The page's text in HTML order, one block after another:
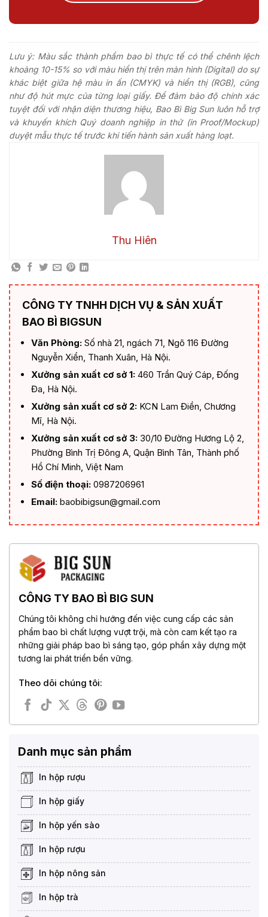
Lưu ý: Màu sắc thành phẩm bao bì thực tế có thể chênh lệch
khoảng 10-15% so với màu hiển thị trên màn hình (Digital) do sự
khác biệt giữa hệ màu in ấn (CMYK) và hiển thị (RGB), cũng
như độ hút mực của từng loại giấy. Để đảm bảo độ chính xác
tuyệt đối với nhận diện thương hiệu, Bao Bì Big Sun luôn hỗ trợ
và khuyến khích Quý doanh nghiệp in thử (in Proof/Mockup)
duyệt mẫu thực tế trước khi tiến hành sản xuất hàng loạt.
Thu Hiên
CÔNG TY TNHH DỊCH VỤ & SẢN XUẤT
BAO BÌ BIGSUN
Văn Phòng:Số nhà 21, ngách 71, Ngõ 116 Đường
Nguyễn Xiển, Thanh Xuân, Hà Nội.
Xưởng sản xuất cơ sở 1:460 Trần Quý Cáp, Đống
Đa, Hà Nội.
Xưởng sản xuất cơ sở 2:KCN Lam Điền, Chương
Mĩ, Hà Nội.
Xưởng sản xuất cơ sở 3:30/10 Đường Hương Lộ 2,
Phường Bình Trị Đông A, Quận Bình Tân, Thành phố
Hồ Chí Minh, Việt Nam
Số điện thoại:0987206961
Email:baobibigsun@gmail.com
CÔNG TY BAO BÌ BIG SUN
Chúng tôi không chỉ hướng đến việc cung cấp các sản
phẩm bao bì chất lượng vượt trội, mà còn cam kết tạo ra
những giải pháp bao bì sáng tạo, góp phần xây dựng một
tương lai phát triển bền vững.
Theo dõi chúng tôi:
Danh mục sản phẩm
In hộp rượu
In hộp giấy
In hộp yến sào
In hộp rượu
In hộp nông sản
In hộp trà